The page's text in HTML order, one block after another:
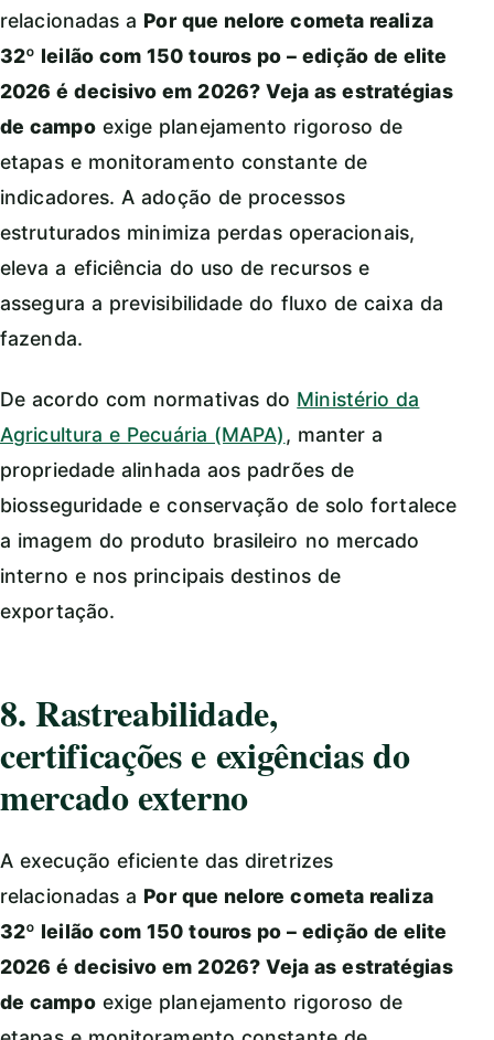
relacionadas a Por que nelore cometa realiza
32º leilão com 150 touros po – edição de elite
2026 é decisivo em 2026? Veja as estratégias
de campoexige planejamento rigoroso de
etapas e monitoramento constante de
indicadores. A adoção de processos
estruturados minimiza perdas operacionais,
eleva a eficiência do uso de recursos e
assegura a previsibilidade do fluxo de caixa da
fazenda.
De acordo com normativas do Ministério da
Agricultura e Pecuária (MAPA), manter a
propriedade alinhada aos padrões de
biosseguridade e conservação de solo fortalece
a imagem do produto brasileiro no mercado
interno e nos principais destinos de
exportação.
8. Rastreabilidade,
certificações e exigências do
mercado externo
A execução eficiente das diretrizes
relacionadas a Por que nelore cometa realiza
32º leilão com 150 touros po – edição de elite
2026 é decisivo em 2026? Veja as estratégias
de campoexige planejamento rigoroso de